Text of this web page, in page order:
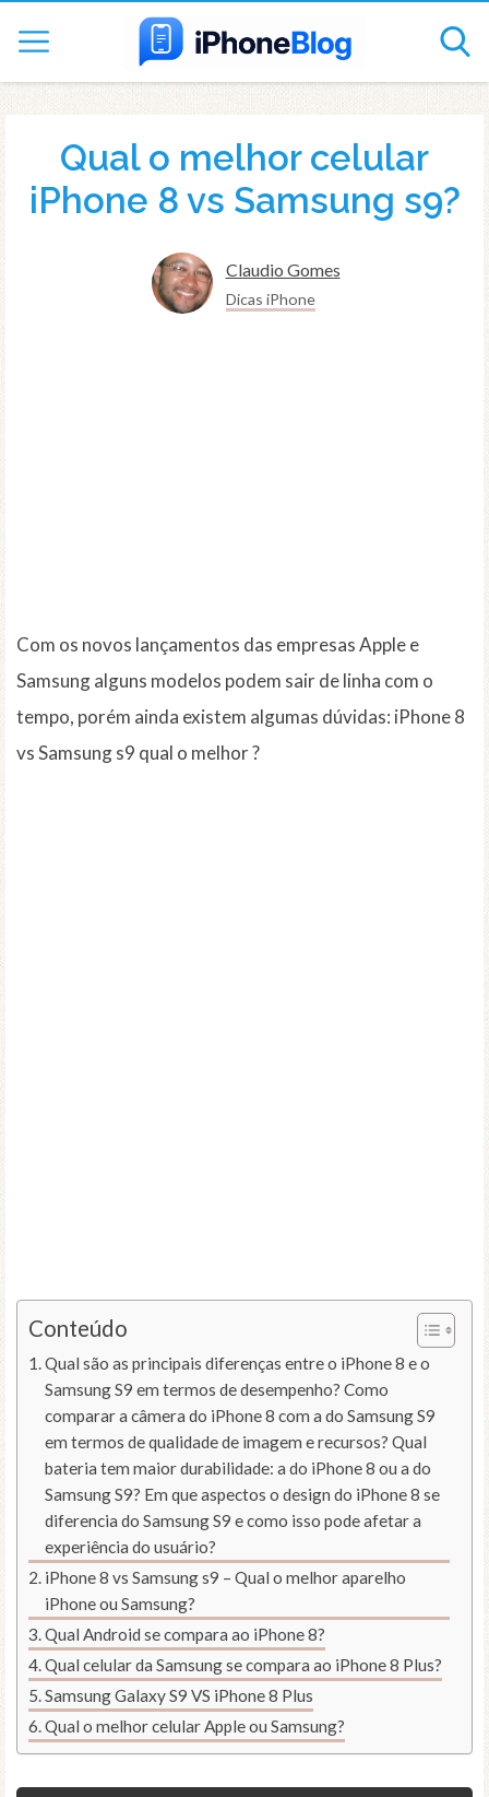
Qual o melhor celular
iPhone 8 vs Samsung s9?
Claudio Gomes
Dicas iPhone
Com os novos lançamentos das empresas Apple e
Samsung alguns modelos podem sair de linha com o
tempo, porém ainda existem algumas dúvidas: iPhone 8
vs Samsung s9 qual o melhor ?
Conteúdo
Qual são as principais diferenças entre o iPhone 8 e o
Samsung S9 em termos de desempenho? Como
comparar a câmera do iPhone 8 com a do Samsung S9
em termos de qualidade de imagem e recursos? Qual
bateria tem maior durabilidade: a do iPhone 8 ou a do
Samsung S9? Em que aspectos o design do iPhone 8 se
diferencia do Samsung S9 e como isso pode afetar a
experiência do usuário?
iPhone 8 vs Samsung s9 – Qual o melhor aparelho
iPhone ou Samsung?
Qual Android se compara ao iPhone 8?
Qual celular da Samsung se compara ao iPhone 8 Plus?
Samsung Galaxy S9 VS iPhone 8 Plus
Qual o melhor celular Apple ou Samsung?